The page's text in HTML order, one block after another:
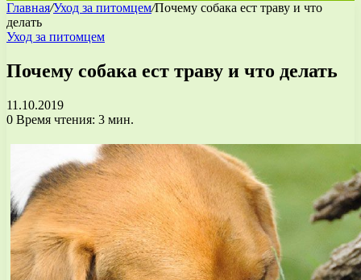
Главная/Уход за питомцем/Почему собака ест траву и что
делать
Уход за питомцем
Почему собака ест траву и что делать
11.10.2019
0 Время чтения: 3 мин.